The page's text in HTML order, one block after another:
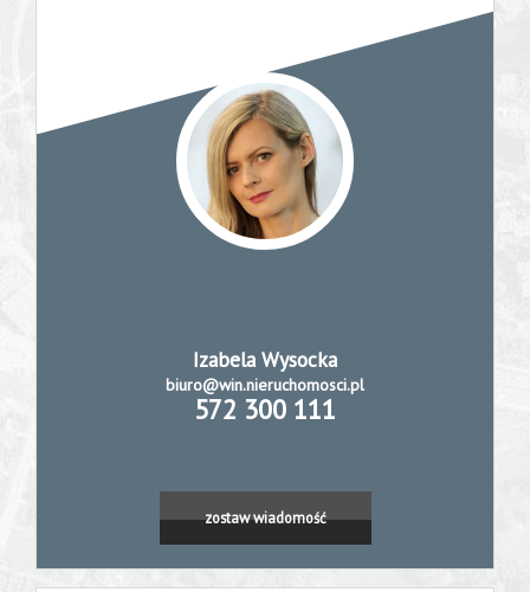
Izabela Wysocka
biuro@win.nieruchomosci.pl
572 300 111
zostaw wiadomość